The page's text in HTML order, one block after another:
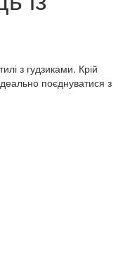
з гудзиками. Крій
поєднуватися з